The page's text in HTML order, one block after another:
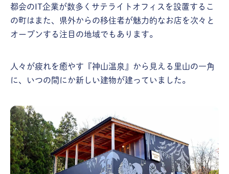
都会のIT企業が数多くサテライトオフィスを設置するこ
の町はまた、県外からの移住者が魅力的なお店を次々と
オープンする注目の地域でもあります。
人々が疲れを癒やす『神山温泉』から見える里山の一角
に、いつの間にか新しい建物が建っていました。